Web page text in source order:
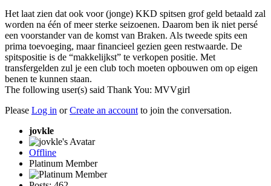
Het laat zien dat ook voor (jonge) KKD spitsen grof geld betaald zal
worden na één of meer sterke seizoenen. Daarom ben ik niet persé
een voorstander van de komst van Braken. Als tweede spits een
prima toevoeging, maar financieel gezien geen restwaarde. De
spitspositie is de “makkelijkst” te verkopen positie. Met
transfergelden zul je een club toch moeten opbouwen om op eigen
benen te kunnen staan.
The following user(s) said Thank You: MVVgirl
Please Log in orCreate an account to join the conversation.
jovkle
Offline
Platinum Member